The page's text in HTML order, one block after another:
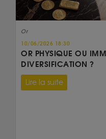
Or
10/06/2026 18:30
OR PHYSIQUE OU
DIVERSIFICATION ?
Lire la suite